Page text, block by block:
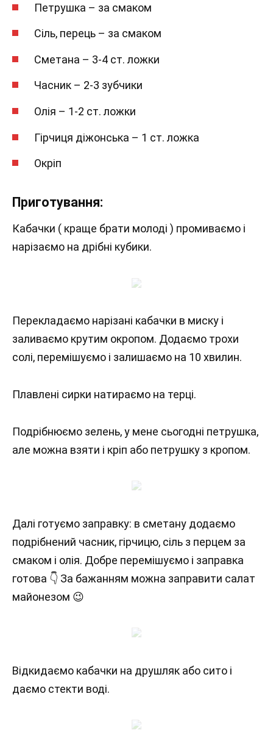
Петрушка – за смаком
Сіль, перець – за смаком
Сметана – 3-4 ст. ложки
Часник – 2-3 зубчики
Олія – 1-2 ст. ложки
Гірчиця діжонська – 1 ст. ложка
Окріп
Приготування:
Кабачки ( краще брати молоді ) промиваємо і
нарізаємо на дрібні кубики.
Перекладаємо нарізані кабачки в миску і
заливаємо крутим окропом. Додаємо трохи
солі, перемішуємо і залишаємо на 10 хвилин.
Плавлені сирки натираємо на терці.
Подрібнюємо зелень, у мене сьогодні петрушка,
але можна взяти і кріп або петрушку з кропом.
Далі готуємо заправку: в сметану додаємо
подрібнений часник, гірчицю, сіль з перцем за
смаком і олія. Добре перемішуємо і заправка
готова 👇 За бажанням можна заправити салат
майонезом 😉
Відкидаємо кабачки на друшляк або сито і
даємо стекти воді.